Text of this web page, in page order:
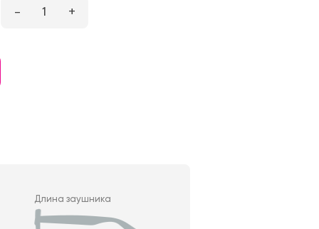
– 1 +
Длина заушника